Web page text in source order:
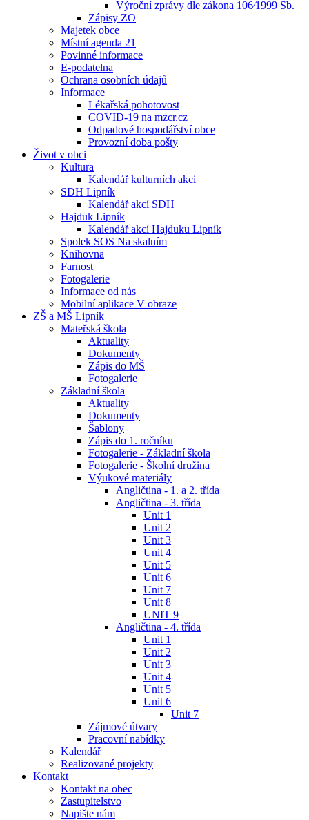
Výroční zprávy dle zákona 106⁄1999 Sb.
Zápisy ZO
Majetek obce
Místní agenda 21
Povinné informace
E-podatelna
Ochrana osobních údajů
Informace
Lékařská pohotovost
COVID-19 na mzcr.cz
Odpadové hospodářství obce
Provozní doba pošty
Život v obci
Kultura
Kalendář kulturních akci
SDH Lipník
Kalendář akcí SDH
Hajduk Lipník
Kalendář akcí Hajduku Lipník
Spolek SOS Na skalním
Knihovna
Farnost
Fotogalerie
Informace od nás
Mobilní aplikace V obraze
ZŠ a MŠ Lipník
Mateřská škola
Aktuality
Dokumenty
Zápis do MŠ
Fotogalerie
Základní škola
Aktuality
Dokumenty
Šablony
Zápis do 1. ročníku
Fotogalerie - Základní škola
Fotogalerie - Školní družina
Výukové materiály
Angličtina - 1. a 2. třída
Angličtina - 3. třída
Unit 1
Unit 2
Unit 3
Unit 4
Unit 5
Unit 6
Unit 7
Unit 8
UNIT 9
Angličtina - 4. třída
Unit 1
Unit 2
Unit 3
Unit 4
Unit 5
Unit 6
Unit 7
Zájmové útvary
Pracovní nabídky
Kalendář
Realizované projekty
Kontakt
Kontakt na obec
Zastupitelstvo
Napište nám